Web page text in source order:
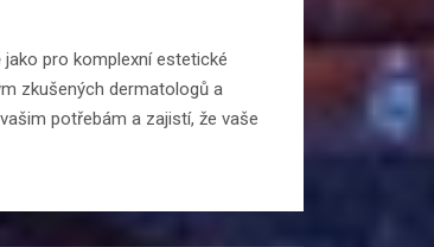
pro komplexní estetické
zkušených dermatologů a
potřebám a zajistí, že vaše